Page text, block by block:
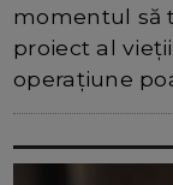
momentul să
proiect al
operațiune